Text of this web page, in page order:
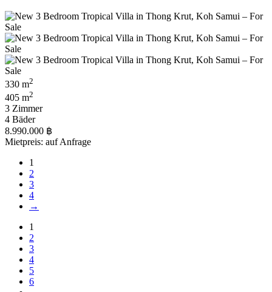
330 m2
405 m2
3 Zimmer
4 Bäder
8.990.000 ฿
Mietpreis: auf Anfrage
1
2
3
4
→
1
2
3
4
5
6